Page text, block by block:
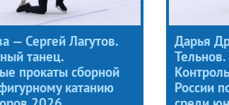
— Сергей Лагутов.
танец.
прокаты сборной
катанию
Дарья
России